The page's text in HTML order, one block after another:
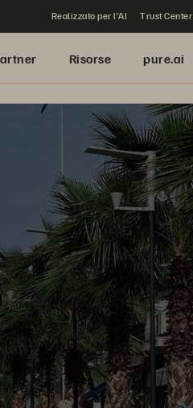
Realizzato per l'AI Trust Center
Risorse pure.ai